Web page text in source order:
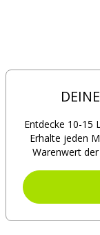
Entdecke 10-15
Erhalte jeden
Warenwert